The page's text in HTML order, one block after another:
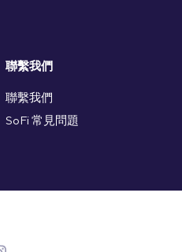
聯繫我們
聯繫我們
SoFi 常見問題